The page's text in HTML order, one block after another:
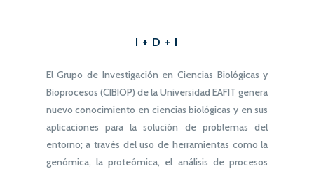
I + D + I
El Grupo de Investigación en Ciencias Biológicas y
Bioprocesos (CIBIOP) de la Universidad EAFIT genera
nuevo conocimiento en ciencias biológicas y en sus
aplicaciones para la solución de problemas del
entorno; a través del uso de herramientas como la
genómica, la proteómica, el análisis de procesos